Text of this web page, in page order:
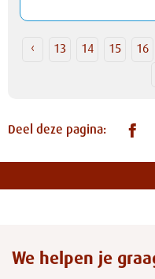
‹ 13 14 15 16
Deel deze pagina:
We helpen je